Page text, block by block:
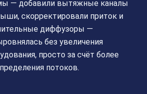
— добавили вытяжные каналы
скорректировали приток и
диффузоры —
без увеличения
просто за счёт более
потоков.